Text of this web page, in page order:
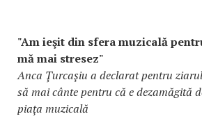
"Am ieşit din sfera muzicală
mă mai stresez"
Anca Ţurcaşiu a declarat pentru
să mai cânte pentru că e dezamăgită
piaţa muzicală